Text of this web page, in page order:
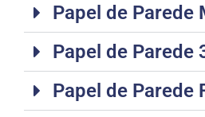
Papel de Parede
Papel de Parede
Papel de Parede